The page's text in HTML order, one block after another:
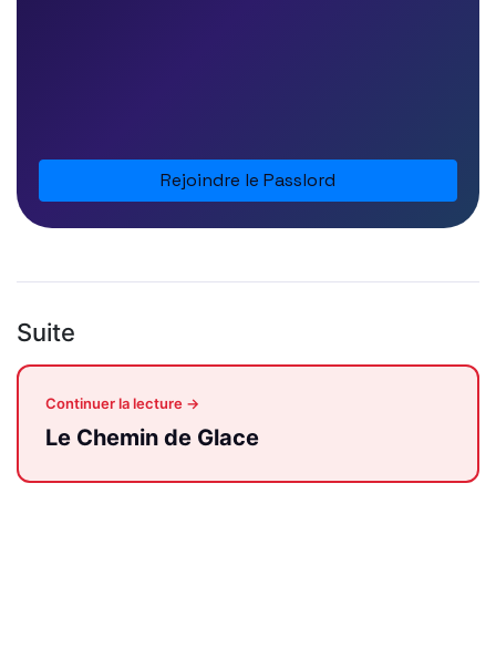
Rejoindre le Passlord
Suite
Continuer la lecture →
Le Chemin de Glace